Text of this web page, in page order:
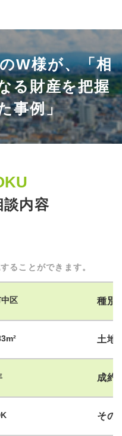
W様が、「相
る財産を把握
事例」
談内容
ることができます。
区 種別
土地
成約
その